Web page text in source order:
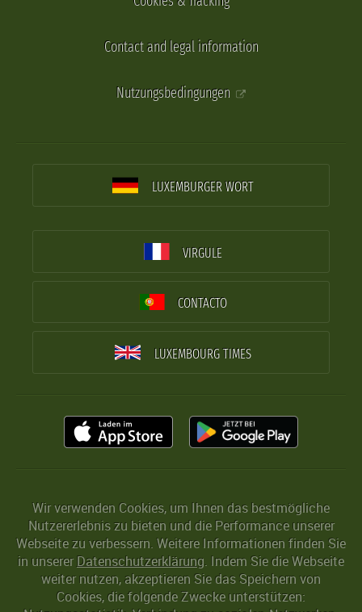
Contact and legal information
Nutzungsbedingungen
LUXEMBURGER WORT
VIRGULE
CONTACTO
LUXEMBOURG TIMES
Wir verwenden Cookies, um Ihnen das bestmögliche
Nutzererlebnis zu bieten und die Performance unserer
Webseite zu verbessern. Weitere Informationen finden Sie
in unserer Datenschutzerklärung. Indem Sie die Webseite
weiter nutzen, akzeptieren Sie das Speichern von
Cookies, die folgende Zwecke unterstützen: